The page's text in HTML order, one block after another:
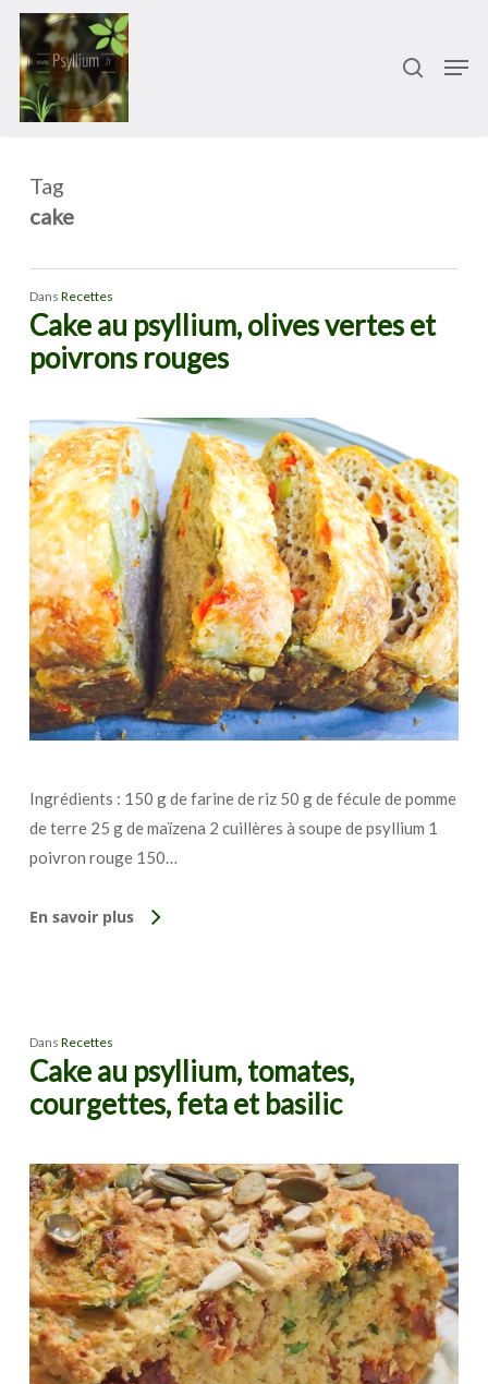
Passer
contenu
principal
Tag
cake
Dans Recettes
Cake au psyllium, olives vertes et
poivrons rouges
Ingrédients : 150 g de farine de riz 50 g de fécule de pomme
de terre 25 g de maïzena 2 cuillères à soupe de psyllium 1
poivron rouge 150…
En savoir plus
Dans Recettes
Cake au psyllium, tomates,
courgettes, feta et basilic